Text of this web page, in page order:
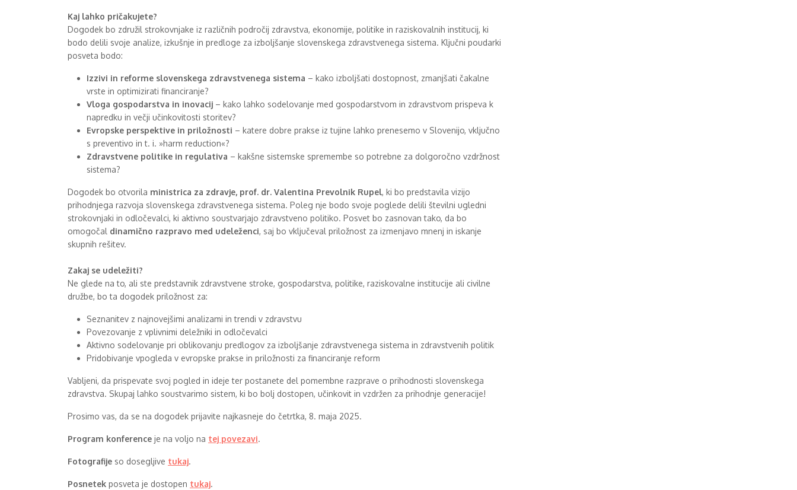
Kaj lahko pričakujete?
Dogodek bo združil strokovnjake iz različnih področij zdravstva, ekonomije, politike in raziskovalnih institucij, ki
bodo delili svoje analize, izkušnje in predloge za izboljšanje slovenskega zdravstvenega sistema. Ključni poudarki
posveta bodo:
Izzivi in reforme slovenskega zdravstvenega sistema – kako izboljšati dostopnost, zmanjšati čakalne
vrste in optimizirati financiranje?
Vloga gospodarstva in inovacij – kako lahko sodelovanje med gospodarstvom in zdravstvom prispeva k
napredku in večji učinkovitosti storitev?
Evropske perspektive in priložnosti – katere dobre prakse iz tujine lahko prenesemo v Slovenijo, vključno
s preventivo in t. i. »harm reduction«?
Zdravstvene politike in regulativa – kakšne sistemske spremembe so potrebne za dolgoročno vzdržnost
sistema?
Dogodek bo otvorila ministrica za zdravje, prof. dr. Valentina Prevolnik Rupel, ki bo predstavila vizijo
prihodnjega razvoja slovenskega zdravstvenega sistema. Poleg nje bodo svoje poglede delili številni ugledni
strokovnjaki in odločevalci, ki aktivno soustvarjajo zdravstveno politiko. Posvet bo zasnovan tako, da bo
omogočal dinamično razpravo med udeleženci, saj bo vključeval priložnost za izmenjavo mnenj in iskanje
skupnih rešitev.
Zakaj se udeležiti?
Ne glede na to, ali ste predstavnik zdravstvene stroke, gospodarstva, politike, raziskovalne institucije ali civilne
družbe, bo ta dogodek priložnost za:
Seznanitev z najnovejšimi analizami in trendi v zdravstvu
Povezovanje z vplivnimi deležniki in odločevalci
Aktivno sodelovanje pri oblikovanju predlogov za izboljšanje zdravstvenega sistema in zdravstvenih politik
Pridobivanje vpogleda v evropske prakse in priložnosti za financiranje reform
Vabljeni, da prispevate svoj pogled in ideje ter postanete del pomembne razprave o prihodnosti slovenskega
zdravstva. Skupaj lahko soustvarimo sistem, ki bo bolj dostopen, učinkovit in vzdržen za prihodnje generacije!
Prosimo vas, da se na dogodek prijavite najkasneje do četrtka, 8. maja 2025.
Program konference je na voljo na tej povezavi.
Fotografije so dosegljive tukaj.
Posnetek posveta je dostopen tukaj.